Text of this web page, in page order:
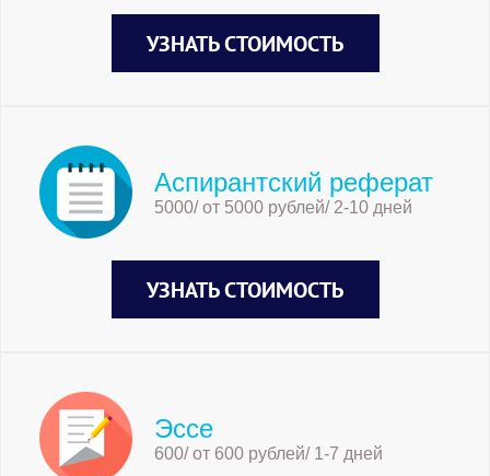
УЗНАТЬ СТОИМОСТЬ
Аспирантский реферат
5000/ от 5000 рублей/ 2-10 дней
УЗНАТЬ СТОИМОСТЬ
Эссе
600/ от 600 рублей/ 1-7 дней